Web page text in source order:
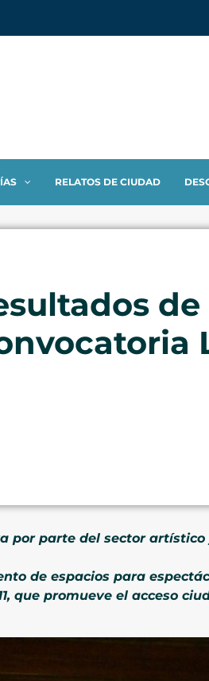
RELATOS DE CIUDAD
de
por parte del sector
de espacios para
que promueve el acceso